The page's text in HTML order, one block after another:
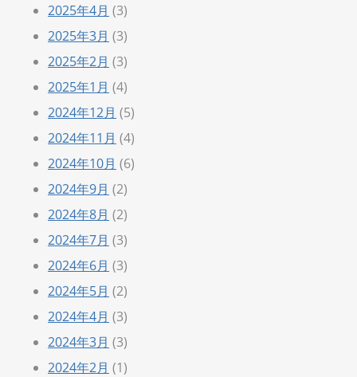
2025年4月 (3)
2025年3月 (3)
2025年2月 (3)
2025年1月 (4)
2024年12月 (5)
2024年11月 (4)
2024年10月 (6)
2024年9月 (2)
2024年8月 (2)
2024年7月 (3)
2024年6月 (3)
2024年5月 (2)
2024年4月 (3)
2024年3月 (3)
2024年2月 (1)